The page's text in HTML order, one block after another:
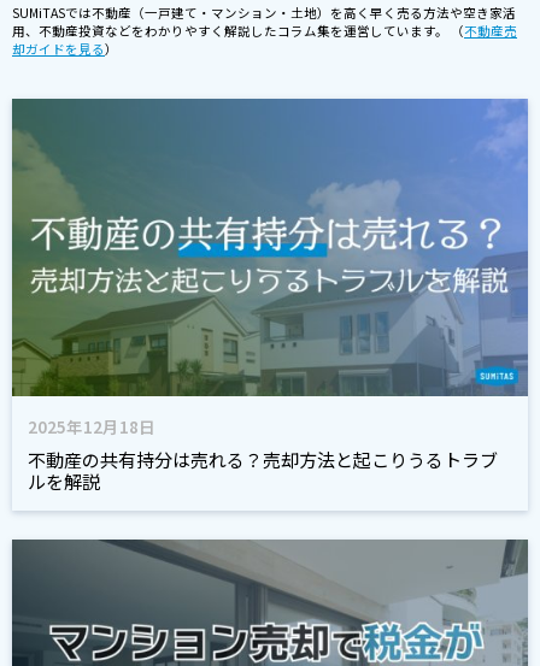
SUMiTASでは不動産（一戸建て・マンション・土地）を高く早く売る方法や空き家活
用、不動産投資などをわかりやすく解説したコラム集を運営しています。 （不動産売
却ガイドを見る）
2025年12月18日
不動産の共有持分は売れる？売却方法と起こりうるトラブ
ルを解説